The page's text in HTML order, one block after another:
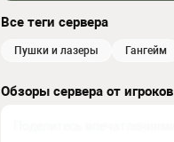
Все теги сервера
пушки и лазеры гангейм
Обзоры сервера от игроков